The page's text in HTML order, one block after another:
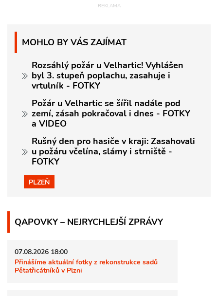
MOHLO BY VÁS ZAJÍMAT
Rozsáhlý požár u Velhartic! Vyhlášen
byl 3. stupeň poplachu, zasahuje i
vrtulník - FOTKY
Požár u Velhartic se šířil nadále pod
zemí, zásah pokračoval i dnes - FOTKY
a VIDEO
Rušný den pro hasiče v kraji: Zasahovali
u požáru včelína, slámy i strniště -
FOTKY
PLZEŇ
QAPOVKY – NEJRYCHLEJŠÍ ZPRÁVY
07.08.2026 18:00
Přinášíme aktuální fotky z rekonstrukce sadů
Pětatřicátníků v Plzni